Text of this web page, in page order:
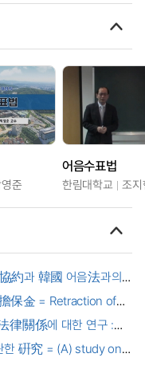
준
어음수표법
한림대학교 조
約과 韓國 어음法과의
保金 = Retraction of
律關係에 대한 연구 :
手票金 回收法理
硏究 = (A) study on